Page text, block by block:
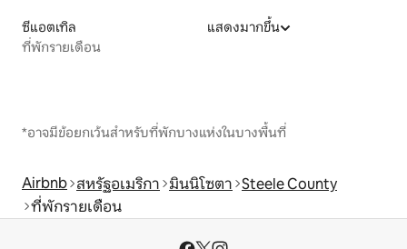
ซีแอตเทิล
ที่พักรายเดือน
แสดงมากขึ้น
*อาจมีข้อยกเว้นสำหรับที่พักบางแห่งในบางพื้นที่
Airbnb สหรัฐอเมริกา มินนิโซตา Steele County
ที่พักรายเดือน